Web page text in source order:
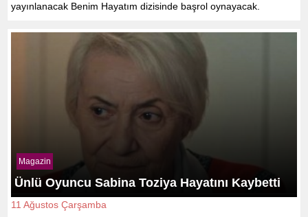
yayınlanacak Benim Hayatım dizisinde başrol oynayacak.
Magazin
Ünlü Oyuncu Sabina Toziya Hayatını Kaybetti
11 Ağustos Çarşamba